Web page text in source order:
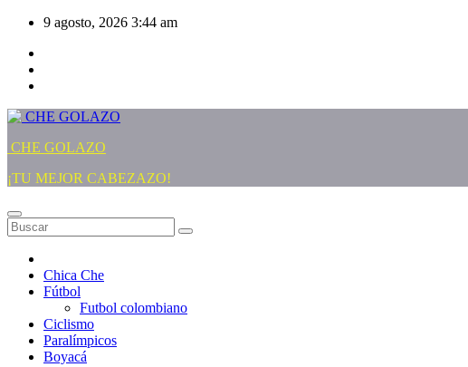
Saltar
contenido
9 agosto, 2026 3:44 am
CHE GOLAZO
¡TU MEJOR CABEZAZO!
Chica Che
Fútbol
Futbol colombiano
Ciclismo
Paralímpicos
Boyacá